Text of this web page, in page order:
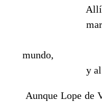
Allí se
martirios,
que no
mundo,
y al fin se
Aunque Lope de